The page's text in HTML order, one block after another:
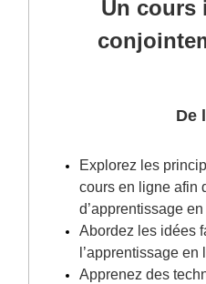
Un cours
De
Explorez les
cours en ligne afin
d’apprentissage
Abordez les idées
l’apprentissage en
Apprenez des